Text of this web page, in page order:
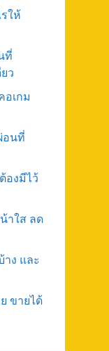
ให้
ที่
ว
อเกม
อนที่
องมีไว้
าใส ลด
ง และ
ขายได้